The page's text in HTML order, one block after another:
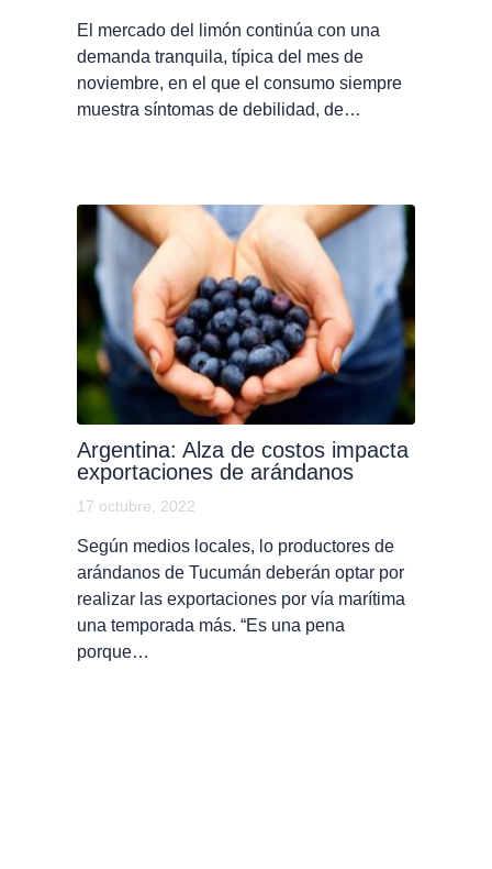
El mercado del limón continúa con una
demanda tranquila, típica del mes de
noviembre, en el que el consumo siempre
muestra síntomas de debilidad, de…
Argentina: Alza de costos impacta
exportaciones de arándanos
17 octubre, 2022
Según medios locales, lo productores de
arándanos de Tucumán deberán optar por
realizar las exportaciones por vía marítima
una temporada más. “Es una pena
porque…